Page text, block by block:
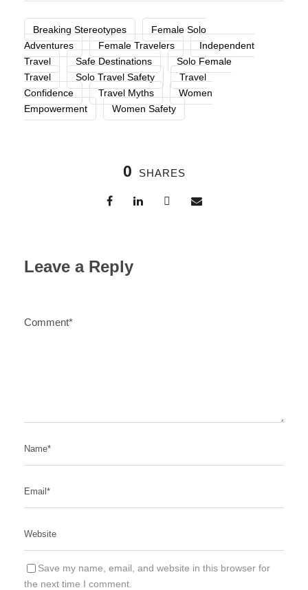
Breaking Stereotypes
Female Solo
Adventures
Female Travelers
Independent
Travel
Safe Destinations
Solo Female
Travel
Solo Travel Safety
Travel
Confidence
Travel Myths
Women
Empowerment
Women Safety
0 SHARES
Leave a Reply
Save my name, email, and website in this browser for
the next time I comment.